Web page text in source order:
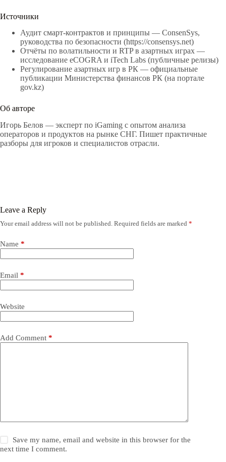
Источники
Аудит смарт‑контрактов и принципы — ConsenSys,
руководства по безопасности (https://consensys.net)
Отчёты по волатильности и RTP в азартных играх —
исследование eCOGRA и iTech Labs (публичные релизы)
Регулирование азартных игр в РК — официальные
публикации Министерства финансов РК (на портале
gov.kz)
Об авторе
Игорь Белов — эксперт по iGaming с опытом анализа
операторов и продуктов на рынке СНГ. Пишет практичные
разборы для игроков и специалистов отрасли.
Leave a Reply
Your email address will not be published. Required fields are marked *
Name *
Email *
Website
Add Comment *
Save my name, email and website in this browser for the
next time I comment.